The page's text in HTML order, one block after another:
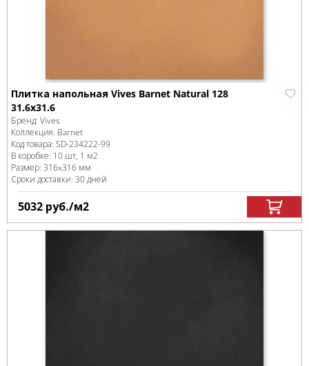
Плитка напольная Vives Barnet Natural 128
31.6x31.6
Бренд: Vives
Коллекция: Barnet
Код товара: SD-234222-99
В коробке: 10 шт, 1 м2
Размер: 316x316 мм
Сроки доставки: 30 дней
5032 руб./м2